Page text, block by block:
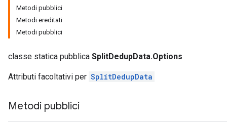
Metodi pubblici
Metodi ereditati
Metodi pubblici
classe statica pubblica SplitDedupData.Options
Attributi facoltativi per SplitDedupData
Metodi pubblici